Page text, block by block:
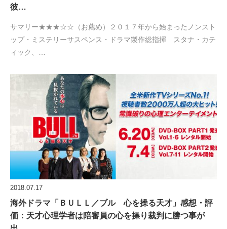
彼…
サマリー★★★☆☆（お薦め）２０１７年から始まったノンスト
ップ・ミステリーサスペンス・ドラマ製作総指揮 スタナ・カテ
ィック、…
2018.07.17
海外ドラマ「ＢＵＬＬ／ブル 心を操る天才」感想・評
価：天才心理学者は陪審員の心を操り裁判に勝つ事が